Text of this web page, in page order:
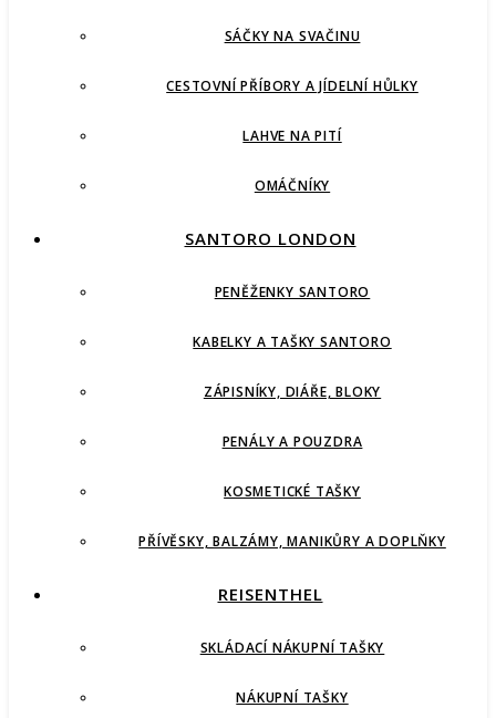
SÁČKY NA SVAČINU
CESTOVNÍ PŘÍBORY A JÍDELNÍ HŮLKY
LAHVE NA PITÍ
OMÁČNÍKY
SANTORO LONDON
PENĚŽENKY SANTORO
KABELKY A TAŠKY SANTORO
ZÁPISNÍKY, DIÁŘE, BLOKY
PENÁLY A POUZDRA
KOSMETICKÉ TAŠKY
PŘÍVĚSKY, BALZÁMY, MANIKŮRY A DOPLŇKY
REISENTHEL
SKLÁDACÍ NÁKUPNÍ TAŠKY
NÁKUPNÍ TAŠKY